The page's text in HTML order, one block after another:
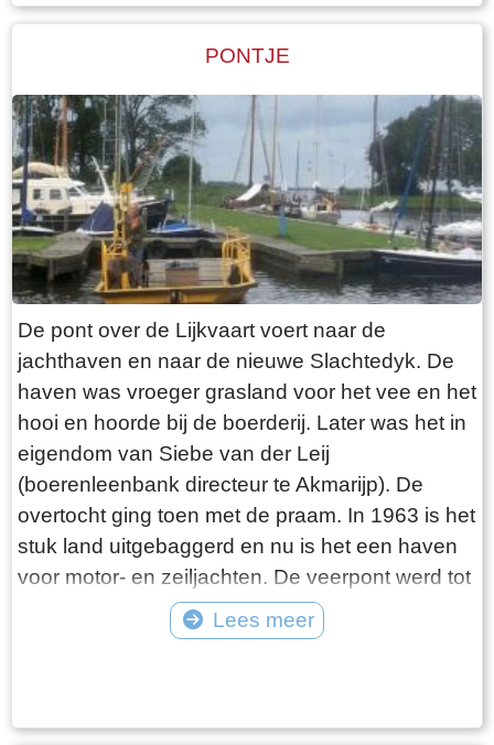
leerden onderduikers de dorpsbewoners
lager is dan het voorhuis. Daarachter de schuur,
naast de boerderij in de hooiberg opgeslagen.
Het laatste langhuis met de bijbehorende
hooiberg in Fryslân staat, volledig
gerestaureerd, in het dorp Warten. Het is als
museum ingericht ( bouwjaar 1725)
PONTJE
De pont over de Lijkvaart voert naar de
jachthaven en naar de nieuwe Slachtedyk. De
haven was vroeger grasland voor het vee en het
hooi en hoorde bij de boerderij. Later was het in
eigendom van Siebe van der Leij
(boerenleenbank directeur te Akmarijp). De
overtocht ging toen met de praam. In 1963 is het
stuk land uitgebaggerd en nu is het een haven
voor motor- en zeiljachten. De veerpont werd tot
ongeveer 1995 nog in Heeg gebruikt en is door
de verplaatsing van de havenmond aldaar uit de
vooruit door middel van een ketting die wordt
Lees meer